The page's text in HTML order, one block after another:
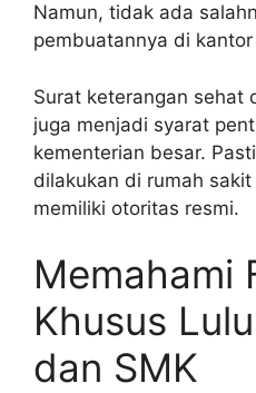
Namun, tidak ada
pembuatannya di
Surat keterangan sehat
juga menjadi syarat
kementerian besar.
dilakukan di rumah
memiliki otoritas resmi.
Memahami
Khusus
dan SMK